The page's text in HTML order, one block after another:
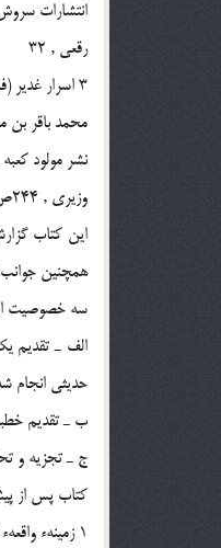
انتشارات سروش
رقعى , 32
3 اسرار غدير (فارسى , چاپى )
محمد باقر بن
نشر مولود كعبه ,
وزيرى , 244ص .
اين كتاب
همچنين
سه خصوصيت
الف ـ تقديم
حديثى انجام
ب ـ تقديم
ج ـ تجزيه و
كتاب پس از
1 زمينهء واقعهء غدير: الف ـ تصويرى از تشكل جامعهء اسلامى در دههء اول هجرى ب ـ جهات اهميت خطبهء غدير.